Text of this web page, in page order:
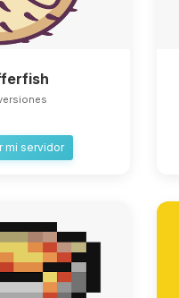
mi servidor